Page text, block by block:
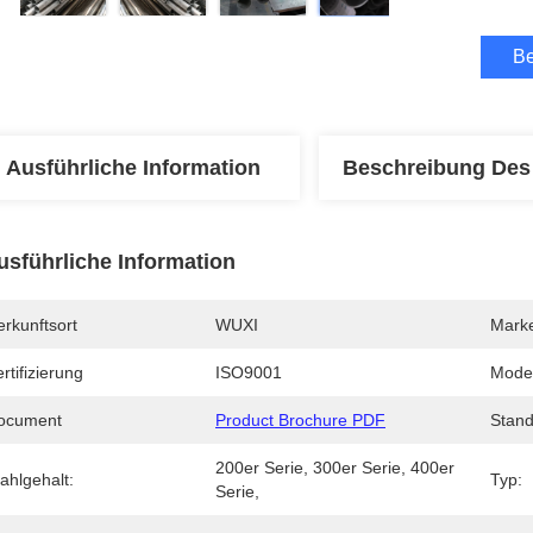
Ausführliche Information Beschreibung
Information
WUXI
ISO9001
Product Brochure PDF
200er Serie, 300er Serie, 400er
Serie,
Typ: